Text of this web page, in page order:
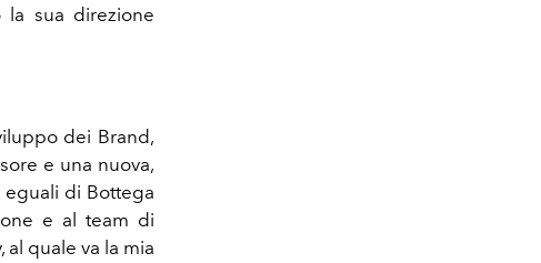
la sua direzione
dei Brand,
e una nuova,
eguali di Bottega
e al team di
quale va la mia